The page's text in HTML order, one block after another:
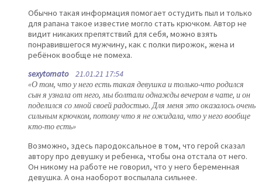
Обычно такая информация помогает остудить пыл и только
для рапана такое известие могло стать крючком. Автор не
видит никаких препятствий для себя, можно взять
понравившегося мужчину, как с полки пирожок, жена и
ребёнок вообще не помеха.
sexytomato21.01.21 17:54
«О том, что у него есть такая девушка и только-что родился
сын я узнала от него, мы болтали однажды вечером в чате, и он
поделился со мной своей радостью. Для меня это оказалось очень
сильным крючком, потому что я не ожидала, что у него вообще
кто-то есть»
Возможно, здесь пародоксальное в том, что герой сказал
автору про девушку и ребенка, чтобы она отстала от него.
Он никому на работе не говорил, что у него беременная
девушка. А она наоборот воспылала сильнее.